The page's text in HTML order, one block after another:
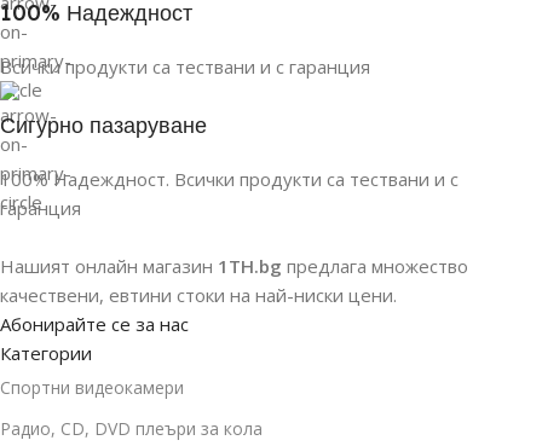
100% Надеждност
Всички продукти са тествани и с гаранция
Сигурно пазаруване
100% Надеждност. Всички продукти са тествани и с
гаранция
Нашият онлайн магазин 1TH.bg предлага множество
качествени, евтини стоки на най-ниски цени.
Абонирайте се за нас
Категории
Спортни видеокамери
Радио, CD, DVD плеъри за кола